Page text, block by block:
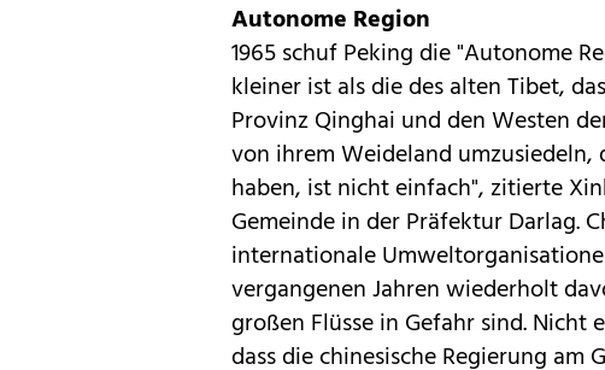
Autonome Region
1965 schuf Peking die "Autonome
kleiner ist als die des alten Tibet,
Provinz Qinghai und den Westen
von ihrem Weideland
haben, ist nicht einfach", zitierte
Gemeinde in der Präfektur Darlag.
internationale
vergangenen Jahren wiederholt
großen Flüsse in Gefahr sind.
dass die chinesische Regierung am